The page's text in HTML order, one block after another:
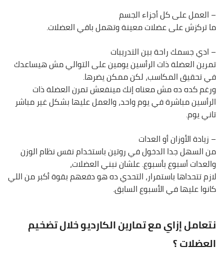
– العمل على كل أجزاء الجسم
ما تركزش على عضلات معينة وتهمل باقي العضلات.
– ادي جسمك راحة بين التدريبات
تمرين العضلة ذات الرأسين يومين على التوالي مش هيساعدك
في تحقيق المكاسب، لكن ممكن يضرها.
ورغم كده ده مش معناه إنك مينفعش تمرن العضلة ذات
الرأسين مباشرة في يوم واحد، والعمل عليها بشكل غير مباشر
تاني يوم.
– زيادة الأوزان أو العدات
من السهل جدا الدخول في روتين باستخدام نفس نظام الوزن
والعدات أسبوع بأسبوع. علشان نبني العضلات،
لازم تتحداها باستمرار، التحدي ده هو دفعهم بقوة أكبر من اللي
كانوا عليها في الأسبوع السابق.
نتعامل إزاي مع تمارين الكارديو خلال تضخيم
العضلات ؟